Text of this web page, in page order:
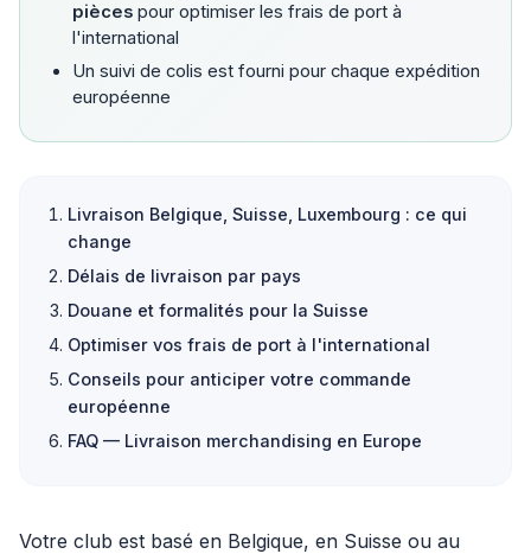
pièces pour optimiser les frais de port à
l'international
Un suivi de colis est fourni pour chaque expédition
européenne
Livraison Belgique, Suisse, Luxembourg : ce qui
change
Délais de livraison par pays
Douane et formalités pour la Suisse
Optimiser vos frais de port à l'international
Conseils pour anticiper votre commande
européenne
FAQ — Livraison merchandising en Europe
Votre club est basé en Belgique, en Suisse ou au